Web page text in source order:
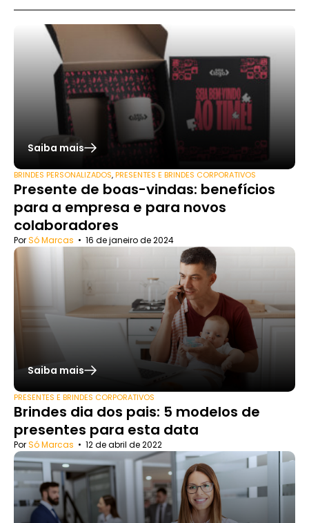
Saiba mais
BRINDES PERSONALIZADOS,PRESENTES E BRINDES CORPORATIVOS
Presente de boas-vindas: benefícios
para a empresa e para novos
colaboradores
PorSó Marcas • 16 de janeiro de 2024
Saiba mais
PRESENTES E BRINDES CORPORATIVOS
Brindes dia dos pais: 5 modelos de
presentes para esta data
PorSó Marcas • 12 de abril de 2022